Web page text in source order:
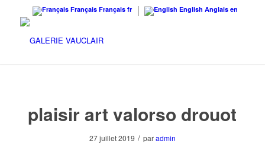
Français Français fr English Anglais en
plaisir art valorso drouot
27 juillet 2019 / paradmin